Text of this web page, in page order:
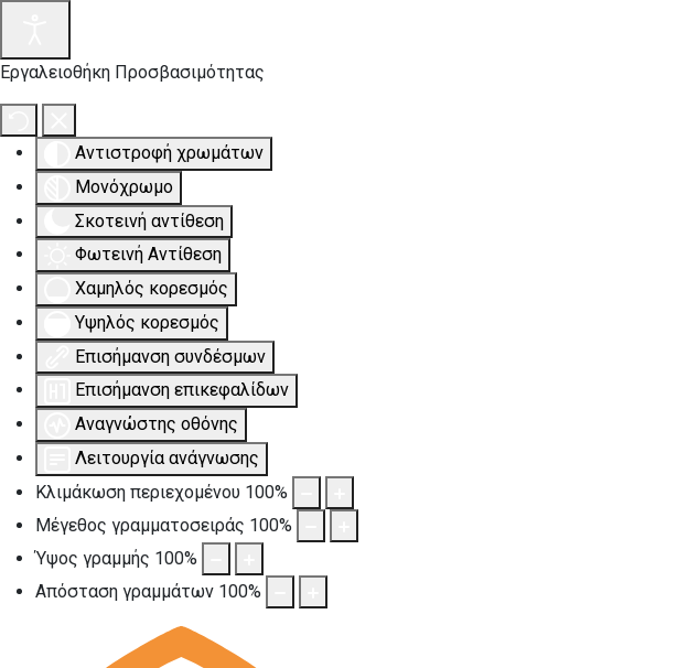
Εργαλειοθήκη Προσβασιμότητας
Αντιστροφή χρωμάτων
Μονόχρωμο
Σκοτεινή αντίθεση
Φωτεινή Αντίθεση
Χαμηλός κορεσμός
Υψηλός κορεσμός
Επισήμανση συνδέσμων
Επισήμανση επικεφαλίδων
Αναγνώστης οθόνης
Λειτουργία ανάγνωσης
Κλιμάκωση περιεχομένου 100%
Μέγεθος γραμματοσειράς 100%
Ύψος γραμμής 100%
Απόσταση γραμμάτων 100%